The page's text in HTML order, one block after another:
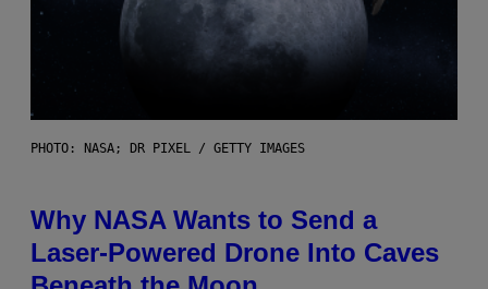
PHOTO: NASA; DR PIXEL / GETTY IMAGES
Why NASA Wants to Send a
Laser-Powered Drone Into Caves